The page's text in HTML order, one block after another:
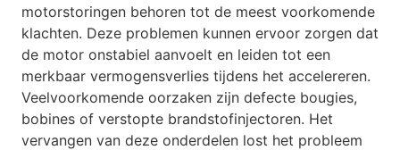
motorstoringen behoren tot de meest voorkomende
klachten. Deze problemen kunnen ervoor zorgen dat
de motor onstabiel aanvoelt en leiden tot een
merkbaar vermogensverlies tijdens het accelereren.
Veelvoorkomende oorzaken zijn defecte bougies,
bobines of verstopte brandstofinjectoren. Het
vervangen van deze onderdelen lost het probleem